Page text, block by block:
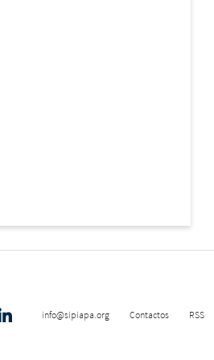
info@sipiapa.org Contactos RSS